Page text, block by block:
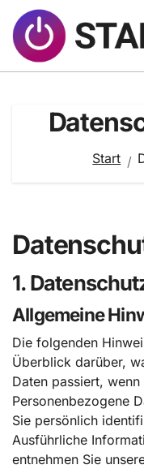
Inhalt
springen
Start
1.
Allgemeine
Die folgenden
Überblick darüber,
Daten passiert,
Personenbezogene
Sie persönlich
Ausführliche
entnehmen Sie